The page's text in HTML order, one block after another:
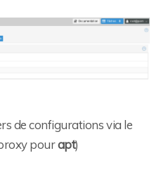
de configurations via le
pourapt)